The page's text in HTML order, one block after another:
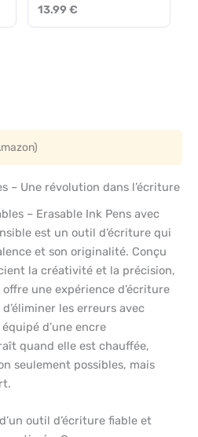
13.99 €
– Une révolution dans l’écriture
– Erasable Ink Pens avec
est un outil d’écriture qui
et son originalité. Conçu
la créativité et la précision,
une expérience d’écriture
les erreurs avec
d’une encre
quand elle est chauffée,
seulement possibles, mais
outil d’écriture fiable et